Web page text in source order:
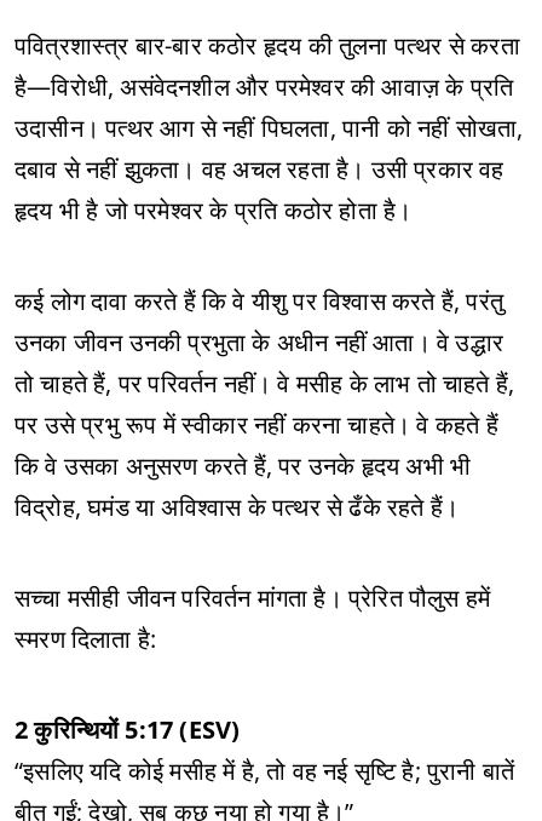
पवित्रशास्त्र बार-बार कठोर हृदय की तुलना पत्थर से करता
है—विरोधी, असंवेदनशील और परमेश्वर की आवाज़ के प्रति
उदासीन। पत्थर आग से नहीं पिघलता, पानी को नहीं सोखता,
दबाव से नहीं झुकता। वह अचल रहता है। उसी प्रकार वह
हृदय भी है जो परमेश्वर के प्रति कठोर होता है।
कई लोग दावा करते हैं कि वे यीशु पर विश्वास करते हैं, परंतु
उनका जीवन उनकी प्रभुता के अधीन नहीं आता। वे उद्धार
तो चाहते हैं, पर परिवर्तन नहीं। वे मसीह के लाभ तो चाहते हैं,
पर उसे प्रभु रूप में स्वीकार नहीं करना चाहते। वे कहते हैं
कि वे उसका अनुसरण करते हैं, पर उनके हृदय अभी भी
विद्रोह, घमंड या अविश्वास के पत्थर से ढँके रहते हैं।
सच्चा मसीही जीवन परिवर्तन मांगता है। प्रेरित पौलुस हमें
स्मरण दिलाता है:
2 कुरिन्थियों 5:17 (ESV)
“इसलिए यदि कोई मसीह में है, तो वह नई सृष्टि है; पुरानी बातें
बीत गईं; देखो, सब कुछ नया हो गया है।”